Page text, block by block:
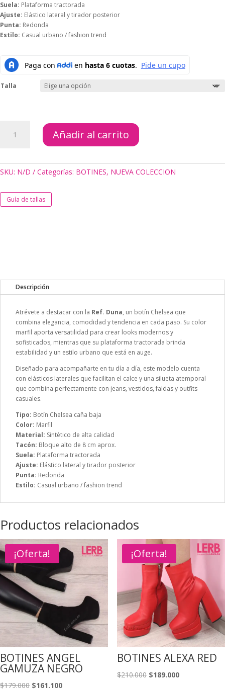
Suela: Plataforma tractorada
Ajuste: Elástico lateral y tirador posterior
Punta: Redonda
Estilo: Casual urbano / fashion trend
Talla
DUNA
Añadir al carrito
SKU: N/D Categorías: BOTINES, NUEVA COLECCION
Guía de tallas
Descripción
Atrévete a destacar con la Ref. Duna, un botín Chelsea que
combina elegancia, comodidad y tendencia en cada paso. Su color
marfil aporta versatilidad para crear looks modernos y
sofisticados, mientras que su plataforma tractorada brinda
estabilidad y un estilo urbano que está en auge.
Diseñado para acompañarte en tu día a día, este modelo cuenta
con elásticos laterales que facilitan el calce y una silueta atemporal
que combina perfectamente con jeans, vestidos, faldas y outfits
casuales.
Tipo: Botín Chelsea caña baja
Color: Marfil
Material: Sintético de alta calidad
Tacón: Bloque alto de 8 cm aprox.
Suela: Plataforma tractorada
Ajuste: Elástico lateral y tirador posterior
Punta: Redonda
Estilo: Casual urbano / fashion trend
Productos relacionados
¡Oferta!
BOTINES ANGEL
GAMUZA NEGRO
$179.000 El
$161.100El
¡Oferta!
BOTINES ALEXA RED
$210.000 El
$189.000El